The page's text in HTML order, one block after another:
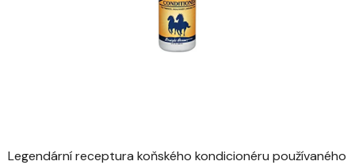
Legendární receptura koňského kondicionéru používaného